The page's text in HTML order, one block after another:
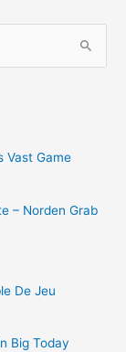
Vast Game
– Norden Grab
De Jeu
Big Today